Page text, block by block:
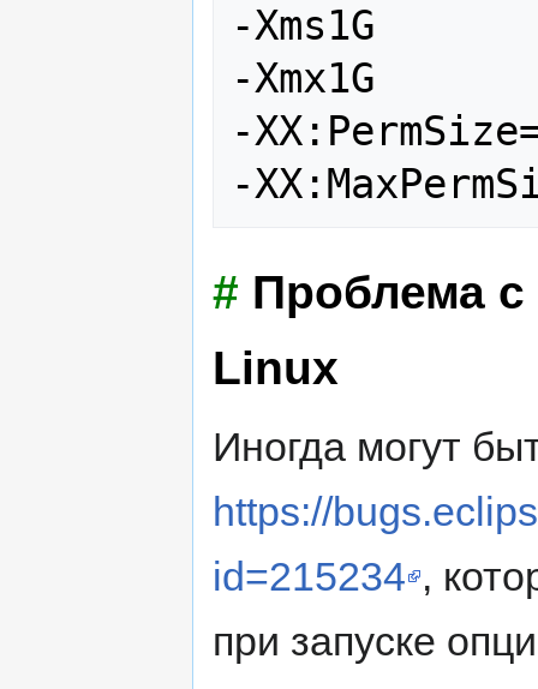
-Xms1G
-Xmx1G
-
# Проблема
Linux
Иногда могут
https://
id=215234 ,
при запуске